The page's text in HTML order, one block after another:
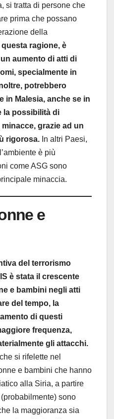
si tratta di persone che
prima che possano
della
questa ragione, è
aumento di atti di
specialmente in
potrebbero
in Malesia, anche se in
la possibilità di
grazie ad un
rigorosa. In altri Paesi,
è più
come ASG sono
minaccia.
e
del terrorismo
è stata il crescente
e bambini negli atti
del tempo, la
di questi
frequenza,
gli attacchi.
si rifelette nel
e bambini che hanno
alla Siria, a partire
sono
la maggioranza sia